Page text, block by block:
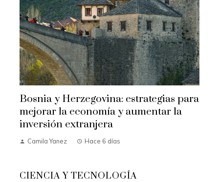
Bosnia y Herzegovina: estrategias para
mejorar la economía y aumentar la
inversión extranjera
Camila Yanez Hace 6 días
CIENCIA Y TECNOLOGÍA